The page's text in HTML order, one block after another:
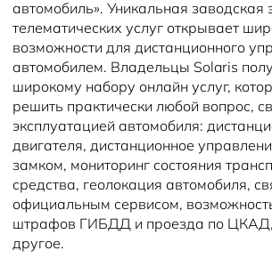
автомобиль». Уникальная заводская
телематических услуг открывает
возможности для дистанционного
автомобилем. Владельцы Solaris
широкому набору онлайн услуг,
решить практически любой вопрос,
эксплуатацией автомобиля:
двигателя, дистанционное
замком, мониторинг состояния
средства, геолокация автомобиля,
официальным сервисом,
штрафов ГИБДД и проезда по ЦКАД,
другое.